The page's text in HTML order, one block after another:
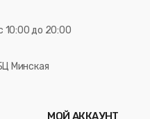
10:00 до 20:00
Минская